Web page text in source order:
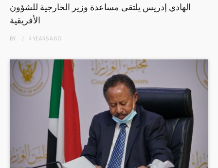
الهادي إدريس يلتقى مساعدة وزير الخارجية للشؤون
الأفريقية
BY 4 YEARSAGO